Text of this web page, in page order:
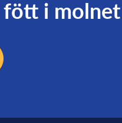
fött i molnet